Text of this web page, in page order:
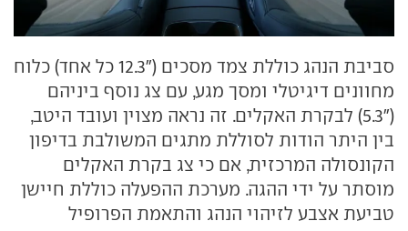
סביבת הנהג כוללת צמד מסכים ("12.3 כל אחד) כלוח
מחוונים דיגיטלי ומסך מגע, עם צג נוסף ביניהם
("5.3) לבקרת האקלים. זה נראה מצוין ועובד היטב,
בין היתר הודות לסוללת מתגים המשולבת בדיפון
הקונסולה המרכזית, אם כי צג בקרת האקלים
מוסתר על ידי ההגה. מערכת ההפעלה כוללת חיישן
טביעת אצבע לזיהוי הנהג והתאמת הפרופיל